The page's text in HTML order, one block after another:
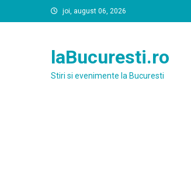
to
joi, august 06, 2026
laBucuresti.ro
Stiri si evenimente la Bucuresti